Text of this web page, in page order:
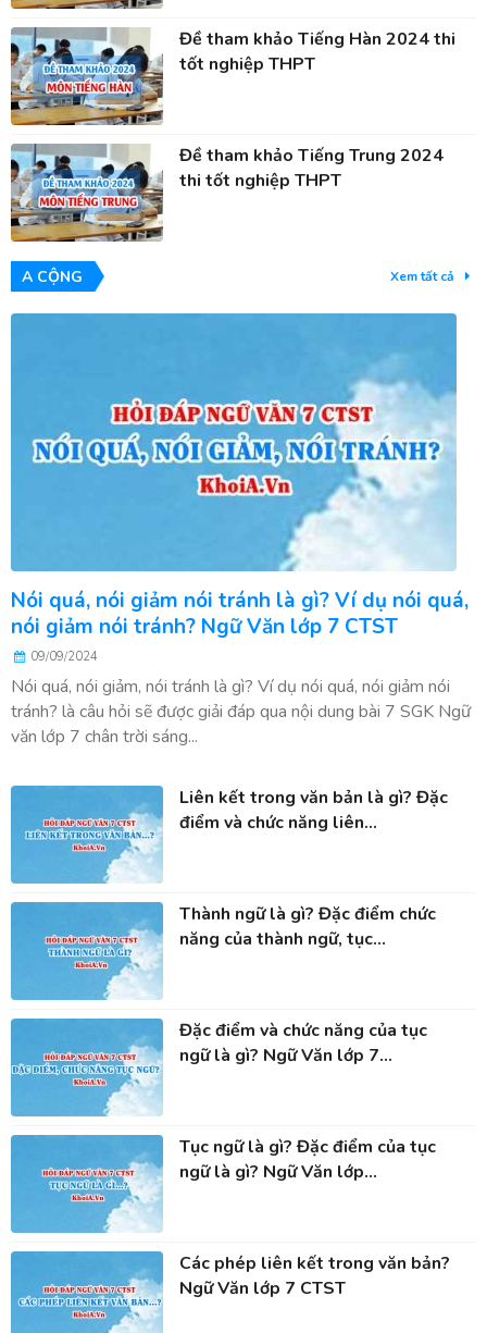
Đề tham khảo Tiếng Hàn 2024 thi
tốt nghiệp THPT
Đề tham khảo Tiếng Trung 2024
thi tốt nghiệp THPT
A CỘNG Xem tất cả
Nói quá, nói giảm nói tránh là gì? Ví dụ nói quá,
nói giảm nói tránh? Ngữ Văn lớp 7 CTST
09/09/2024
Nói quá, nói giảm, nói tránh là gì? Ví dụ nói quá, nói giảm nói
tránh? là câu hỏi sẽ được giải đáp qua nội dung bài 7 SGK Ngữ
văn lớp 7 chân trời sáng...
Liên kết trong văn bản là gì? Đặc
điểm và chức năng liên...
Thành ngữ là gì? Đặc điểm chức
năng của thành ngữ, tục...
Đặc điểm và chức năng của tục
ngữ là gì? Ngữ Văn lớp 7...
Tục ngữ là gì? Đặc điểm của tục
ngữ là gì? Ngữ Văn lớp...
Các phép liên kết trong văn bản?
Ngữ Văn lớp 7 CTST